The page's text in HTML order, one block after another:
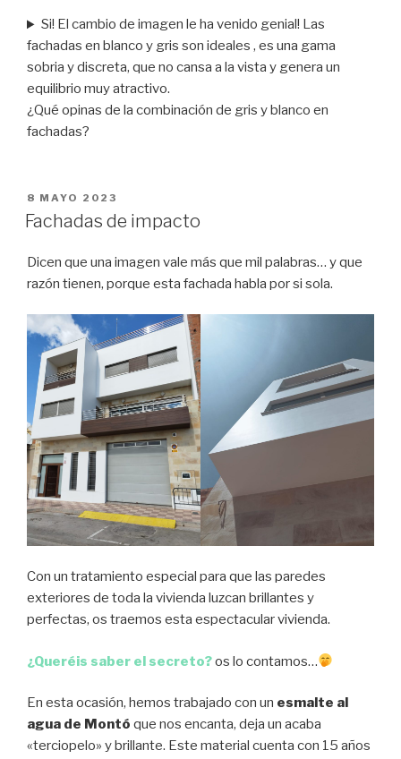
Si! El cambio de imagen le ha venido genial! Las
fachadas en blanco y gris son ideales , es una gama
sobria y discreta, que no cansa a la vista y genera un
equilibrio muy atractivo.
¿Qué opinas de la combinación de gris y blanco en
fachadas?
PUBLICADO
EL
8 MAYO 2023
Fachadas de impacto
Dicen que una imagen vale más que mil palabras… y que
razón tienen, porque esta fachada habla por si sola.
Con un tratamiento especial para que las paredes
exteriores de toda la vivienda luzcan brillantes y
perfectas, os traemos esta espectacular vivienda.
¿Queréis saber el secreto?os lo contamos…
En esta ocasión, hemos trabajado con un esmalte al
agua de Montó que nos encanta, deja un acaba
«terciopelo» y brillante. Este material cuenta con 15 años